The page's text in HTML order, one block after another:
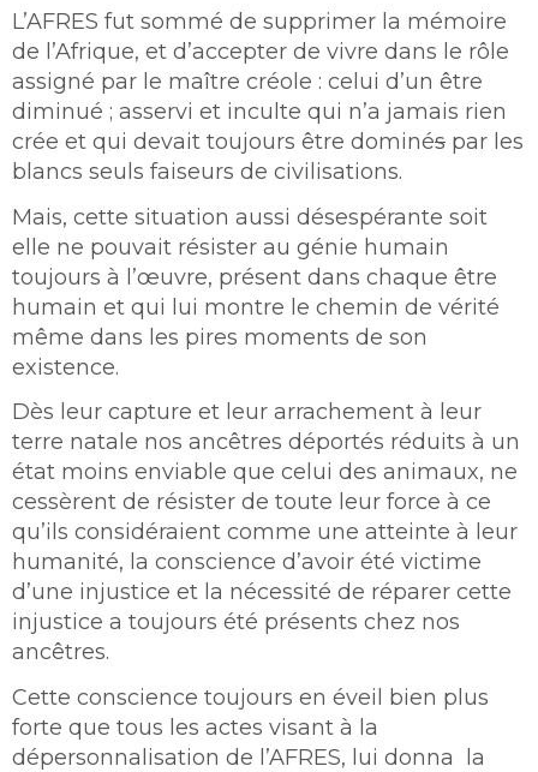
L’AFRES fut sommé de supprimer la mémoire
de l’Afrique, et d’accepter de vivre dans le rôle
assigné par le maître créole : celui d’un être
diminué ; asservi et inculte qui n’a jamais rien
crée et qui devait toujours être dominés par les
blancs seuls faiseurs de civilisations.
Mais, cette situation aussi désespérante soit
elle ne pouvait résister au génie humain
toujours à l’œuvre, présent dans chaque être
humain et qui lui montre le chemin de vérité
même dans les pires moments de son
existence.
Dès leur capture et leur arrachement à leur
terre natale nos ancêtres déportés réduits à un
état moins enviable que celui des animaux, ne
cessèrent de résister de toute leur force à ce
qu’ils considéraient comme une atteinte à leur
humanité, la conscience d’avoir été victime
d’une injustice et la nécessité de réparer cette
injustice a toujours été présents chez nos
ancêtres.
Cette conscience toujours en éveil bien plus
forte que tous les actes visant à la
dépersonnalisation de l’AFRES, lui donna la